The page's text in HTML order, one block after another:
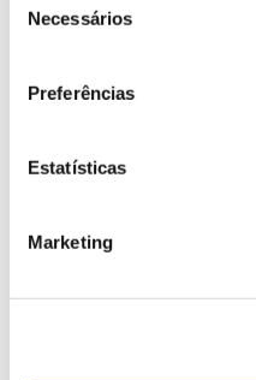
Necessários
Preferências
Estatísticas
Marketing